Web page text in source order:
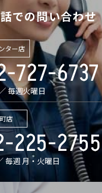
での問い合わせ
ター店
727-6737
毎週火曜日
店
225-2755
毎週 月・火曜日